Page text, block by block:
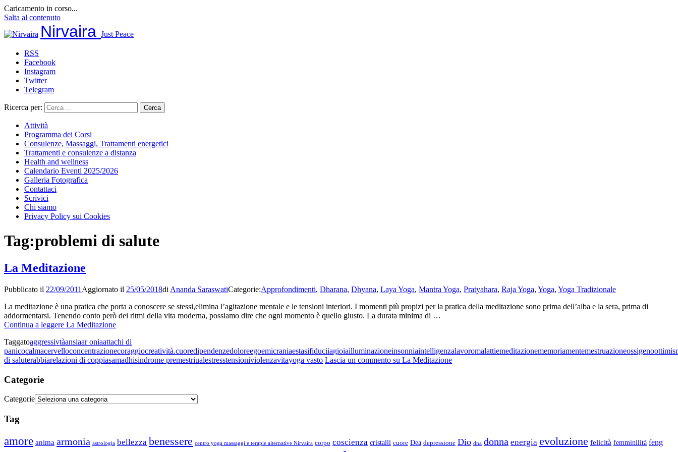
Caricamento in corso...
Salta al contenuto
Nirvaira Just Peace
RSS
Facebook
Instagram
Twitter
Telegram
Ricerca per:
Attività
Programma dei Corsi
Consulenze, Massaggi, Trattamenti energetici
Trattamenti e consulenze a distanza
Health and wellness
Calendario Eventi 2025/2026
Galleria Fotografica
Contattaci
Scrivici
Chi siamo
Privacy Policy sui Cookies
Tag:problemi di salute
La Meditazione
Pubblicato il 22/09/2011 Aggiornato il 25/05/2018di Ananda SaraswatiCategorie:Approfondimenti, Dharana, Dhyana, Laya Yoga, Mantra Yoga, Pratyahara, Raja Yoga, Yoga, Yoga Tradizionale
La meditazione è una pratica che porta a conoscere se stessi,elimina l’agitazione mentale e le tensioni interiori. I momenti più propizi per la pratica della meditazione sono prima dell’alba e la sera, prima di
addormentarsi. Tenendo conto però dei ritmi della vita moderna, possiamo dire che ogni momento è quello giusto. La durata minima di …
Continua a leggere La Meditazione
Taggatoaggressivtàansiaar oniaattachi di
panicocalmacervelloconcentrazionecoraggiocreatività.cuoredipendenzedoloreegoemicraniaestasifiduciiagioiailluminazioneinsonniaintelligenzalavoromalattiemeditazionememoriamentemestruazioneossigeno
di saluterabbiarelazioni di coppiasamadhisindrome premestriualestresstensioniviolenzavitayoga vasto Lascia un commento su La Meditazione
Categorie
Categorie
Tag
amore anima armonia astrologia bellezza benessere centro yoga massaggi e terapie alternative Nirvaira corpo coscienza cristalli cuore Dea depressione Dio dna donna energia evoluzione felicità femminilità feng